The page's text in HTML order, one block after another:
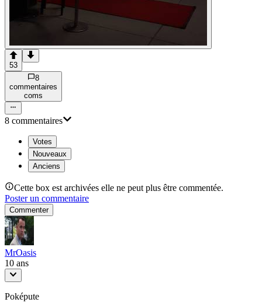
53
8
commentaires
coms
8 commentaires
Votes
Nouveaux
Anciens
Cette box est archivées elle ne peut plus être commentée.
Poster un commentaire
Commenter
MrOasis
10 ans
Poképute